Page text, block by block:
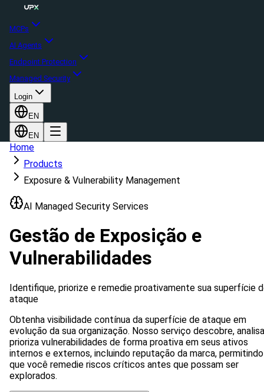
MCPs
AI Agents
Endpoint Protection
Managed Security
Login
EN
EN
Home
Products
Exposure & Vulnerability Management
AI Managed Security Services
Gestão de Exposição e
Vulnerabilidades
Identifique, priorize e remedie proativamente sua superfície
ataque
Obtenha visibilidade contínua da superfície de ataque em
evolução da sua organização. Nosso serviço descobre,
prioriza vulnerabilidades de forma proativa em seus ativos
internos e externos, incluindo reputação da marca, permitindo
que você remedie riscos críticos antes que possam ser
explorados.